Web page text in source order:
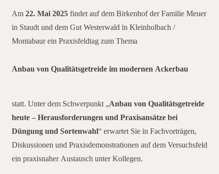
Am22. Mai 2025findet auf dem Birkenhof der Familie Meuer
in Staudt und dem Gut Westerwald in Kleinholbach /
Montabaur ein Praxisfeldtag zum Thema
Anbau von Qualitätsgetreide im modernen Ackerbau
statt. Unter dem Schwerpunkt „Anbau von Qualitätsgetreide
heute – Herausforderungen und Praxisansätze bei
Düngung und Sortenwahl“ erwartet Sie in Fachvorträgen,
Diskussionen und Praxisdemonstrationen auf dem Versuchsfeld
ein praxisnaher Austausch unter Kollegen.